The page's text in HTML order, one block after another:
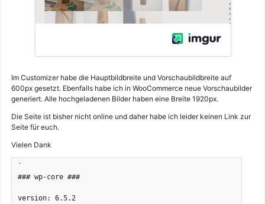
Im Customizer habe die Hauptbildbreite und Vorschaubildbreite auf
600px gesetzt. Ebenfalls habe ich in WooCommerce neue Vorschaubilder
generiert. Alle hochgeladenen Bilder haben eine Breite 1920px.
Die Seite ist bisher nicht online und daher habe ich leider keinen Link zur
Seite für euch.
Vielen Dank
`
### wp-core ###
version: 6.5.2